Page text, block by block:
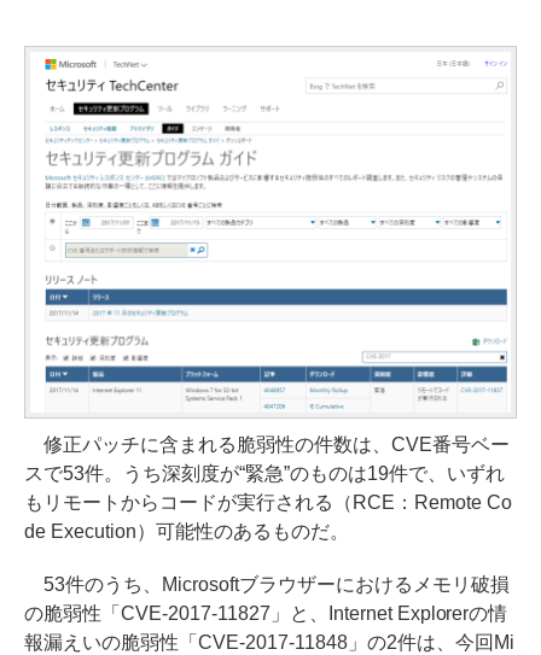
修正パッチに含まれる脆弱性の件数は、CVE番号ベー
スで53件。うち深刻度が“緊急”のものは19件で、いずれ
もリモートからコードが実行される（RCE：Remote Co
de Execution）可能性のあるものだ。
53件のうち、Microsoftブラウザーにおけるメモリ破損
の脆弱性「CVE-2017-11827」と、Internet Explorerの情
報漏えいの脆弱性「CVE-2017-11848」の2件は、今回Mi